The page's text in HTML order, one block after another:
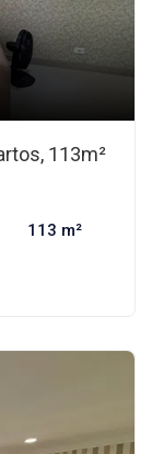
113m²
113 m²